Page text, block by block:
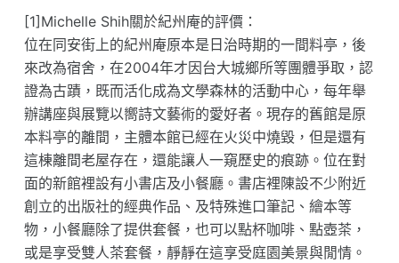
[1]Michelle Shih關於紀州庵的評價：
位在同安街上的紀州庵原本是日治時期的一間料亭，後
來改為宿舍，在2004年才因台大城鄉所等團體爭取，認
證為古蹟，既而活化成為文學森林的活動中心，每年舉
辦講座與展覽以嚮詩文藝術的愛好者。現存的舊館是原
本料亭的離間，主體本館已經在火災中燒毀，但是還有
這棟離間老屋存在，還能讓人一窺歷史的痕跡。位在對
面的新館裡設有小書店及小餐廳。書店裡陳設不少附近
創立的出版社的經典作品、及特殊進口筆記、繪本等
物，小餐廳除了提供套餐，也可以點杯咖啡、點壺茶，
或是享受雙人茶套餐，靜靜在這享受庭園美景與閒情。